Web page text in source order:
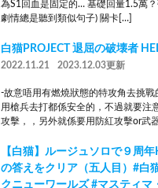
為S1回血是固定的… 基礎回量1.5萬
劇情總是聽到類似句子) 關卡[…]
白猫PROJECT 退屈の破壊者
2022.11.21 2023.12.03更新
-故意唔用有燃燒狀態的特攻角去挑戰
用槍兵去打都係安全的，不過就要注
攻擊，，另外就係要用防紅攻擊or武
【白猫】ルージュソロで９周
の答えをクリア（五人目）#白
クニューワールズ #マスティマ